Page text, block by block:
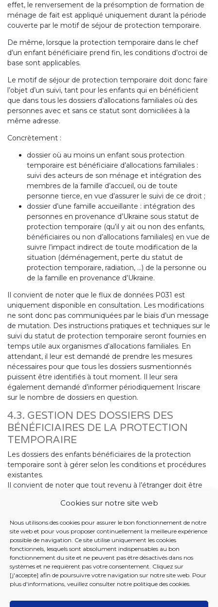
Cookies sur notre site web
Nous utilisons des cookies pour assurer le bon fonctionnement de notre
site web et pour vous proposer continuellement la meilleure expérience
possible de navigation. Ce site utilise uniquement les cookies
fonctionnels, lesquels sont absolument indispensables au bon
fonctionnement du site et ne peuvent pas être désactivés dans nos
systèmes et ne requièrent pas votre consentement. Cliquez sur
[j'accepte] afin de poursuivre votre navigation sur notre site web. Pour
plus d'informations, veuillez consulter notre politique des cookies.
effet, le renversement de la présomption de formation de
ménage de fait est appliqué uniquement durant la période
couverte par le motif de séjour de protection temporaire.
De même, lorsque la protection temporaire dans le chef
d’un enfant bénéficiaire prend fin, les conditions d’octroi de
base sont applicables.
Le motif de séjour de protection temporaire doit donc faire
l’objet d’un suivi, tant pour les enfants qui en bénéficient
que dans tous les dossiers d’allocations familiales où des
personnes avec et sans ce statut sont domiciliées à la
même adresse.
Concrètement :
dossier où au moins un enfant sous protection
temporaire est bénéficiaire d’allocations familiales :
suivi des acteurs de son ménage et intégration des
membres de la famille d’accueil, ou de toute
personne tierce, en vue d’assurer le suivi de ce droit ;
dossier d’une famille accueillante : intégration des
personnes en provenance d’Ukraine sous statut de
protection temporaire (qu’il y ait ou non des enfants,
bénéficiaires ou non d’allocations familiales) en vue de
suivre l’impact indirect de toute modification de la
situation (déménagement, perte du statut de
protection temporaire, radiation, ...) de la personne ou
de la famille en provenance d’Ukraine.
Il convient de noter que le flux de données P031 est
uniquement disponible en consultation. Les modifications
ne sont donc pas communiquées par le biais d’un message
de mutation. Des instructions pratiques et techniques sur le
suivi du statut de protection temporaire seront fournies en
temps utile aux organismes d’allocations familiales. En
attendant, il leur est demandé de prendre les mesures
nécessaires pour que tous les dossiers susmentionnés
puissent être identifiés à tout moment. Il leur sera
également demandé d’informer périodiquement Iriscare
sur le nombre de dossiers en question.
4.3. GESTION DES DOSSIERS DES
BÉNÉFICIAIRES DE LA PROTECTION
TEMPORAIRE
Les dossiers des enfants bénéficiaires de la protection
temporaire sont à gérer selon les conditions et procédures
existantes.
Il convient de noter que tout revenu à l’étranger doit être
suppléments sociaux, via le formulaire ad hoc (P19Fisc).
Je vous remercie de votre collaboration.
Tania Dekens
Fonctionnaire dirigeant